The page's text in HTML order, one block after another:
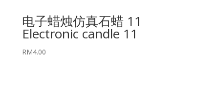
电子蜡烛仿真石蜡 11
Electronic candle 11
RM4.00